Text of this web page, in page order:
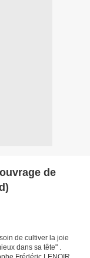
de
de cultiver la joie
dans sa tête" .